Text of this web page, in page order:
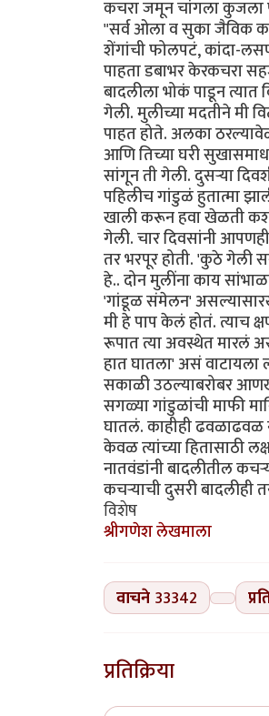
कचरा जमून चांगला कुजला
"सर्व ओला व सुका जैविक
शेंगांची फोलपटं, कांदा-
पाहता डबाभर केरकचरा
बादलीला भोकं पाडून
गेली. मुलीच्या मदतीने
पाहत होते. अलका
आणि तिच्या घरी
सांगून ती गेली. दुसऱ्या
पहिलीच गांडुळं हुतात्मा
खाली करून हवा खेळती
गेली. चार दिवसांनी
तर भरपूर होती. 'कुठे गेली
हे.. दोन मुलींना काय
'गांडूळ संमेलन'
मी हे पाप केलं होतं. त्याच
रूपात त्या अवस्थेत मारलं
हात घातला' असं वाटायला
सकाळी उठल्याबरोबर
सगळ्या गांडुळांची माफी
घातलं. काहीही ढवळाढवळ
केवळ त्यांच्या हितासाठी
नातवंडांनी बादलीतील
कचऱ्याची दुसरी
विशेष
श्रीगणेश लेखमाला
वाचने 33342
प्रतिक्रिया